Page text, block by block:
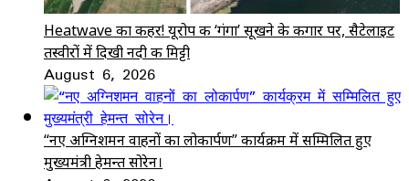
Heatwave का कहर! यूरोप की ‘गंगा’ सूखने के कगार पर, सैटेलाइट
तस्वीरों में दिखी नदी की मिट्टी
August 6, 2026
“नए अग्निशमन वाहनों का लोकार्पण” कार्यक्रम में सम्मिलित हुए
मुख्यमंत्री हेमन्त सोरेन।